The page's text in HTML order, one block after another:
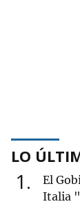
LO
1
El
Italia